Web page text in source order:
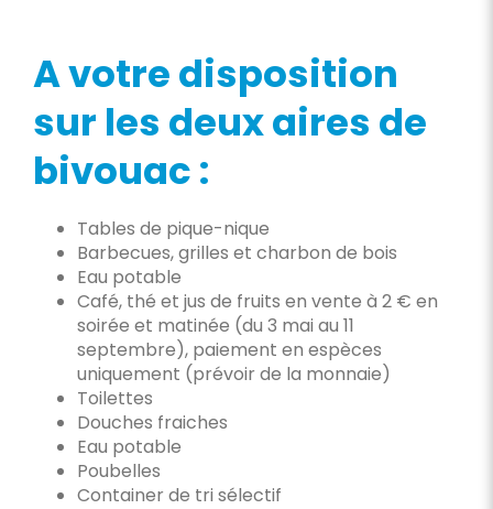
A votre disposition
sur les deux aires de
bivouac :
Tables de pique-nique
Barbecues, grilles et charbon de bois
Eau potable
Café, thé et jus de fruits en vente à 2 € en
soirée et matinée (du 3 mai au 11
septembre), paiement en espèces
uniquement (prévoir de la monnaie)
Toilettes
Douches fraiches
Eau potable
Poubelles
Container de tri sélectif